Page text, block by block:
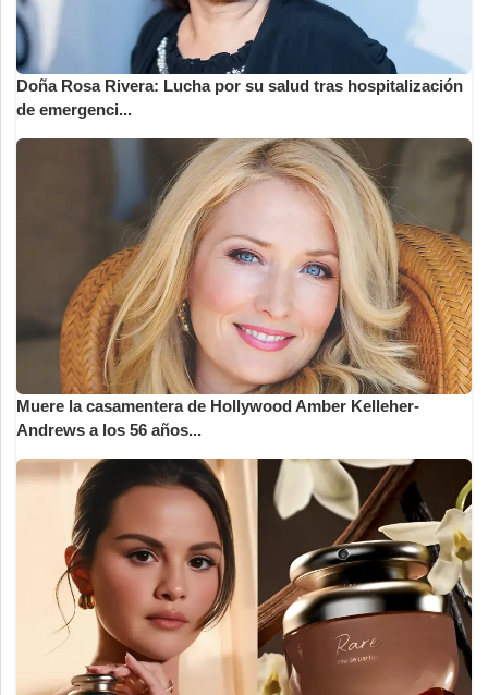
Doña Rosa Rivera: Lucha por su salud tras hospitalización
de emergenci...
Muere la casamentera de Hollywood Amber Kelleher-
Andrews a los 56 años...